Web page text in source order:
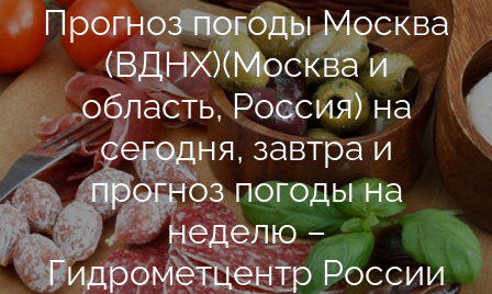
Прогноз погоды Москва
(ВДНХ)(Москва и
область, Россия) на
сегодня, завтра и
прогноз погоды на
неделю –
Гидрометцентр России